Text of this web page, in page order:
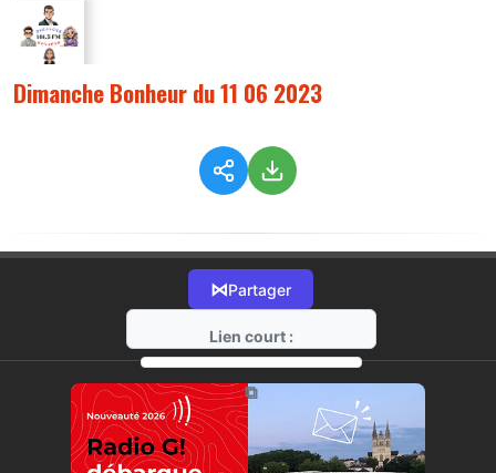
Dimanche Bonheur du 11 06 2023
⋈Partager
Lien court :
https://radio-g.fr?11784
⧉